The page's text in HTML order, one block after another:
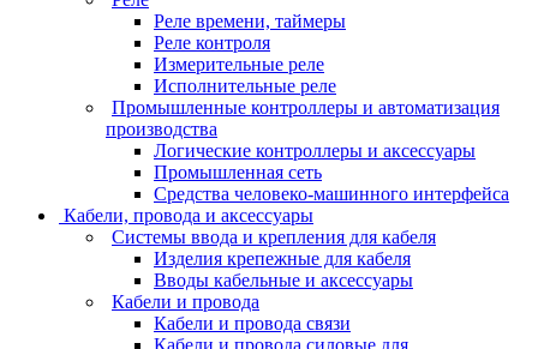
Реле времени, таймеры
Реле контроля
Измерительные реле
Исполнительные реле
Промышленные контроллеры и автоматизация
производства
Логические контроллеры и аксессуары
Промышленная сеть
Средства человеко-машинного интерфейса
Кабели, провода и аксессуары
Системы ввода и крепления для кабеля
Изделия крепежные для кабеля
Вводы кабельные и аксессуары
Кабели и провода
Кабели и провода связи
Кабели и провода силовые для